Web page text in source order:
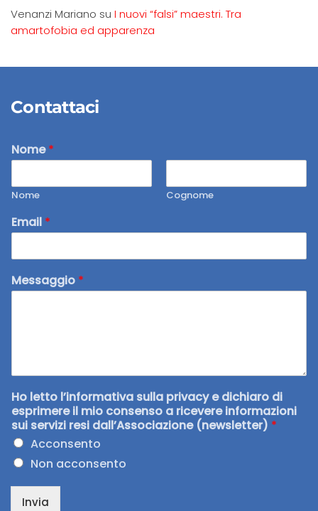
Venanzi Mariano su I nuovi “falsi” maestri. Tra
amartofobia ed apparenza
Contattaci
Nome*
Nome Cognome
Email *
Messaggio *
Ho letto l’informativa sulla privacy e dichiaro di
esprimere il mio consenso a ricevere informazioni
sui servizi resi dall’Associazione (newsletter) *
Acconsento
Non acconsento
Invia